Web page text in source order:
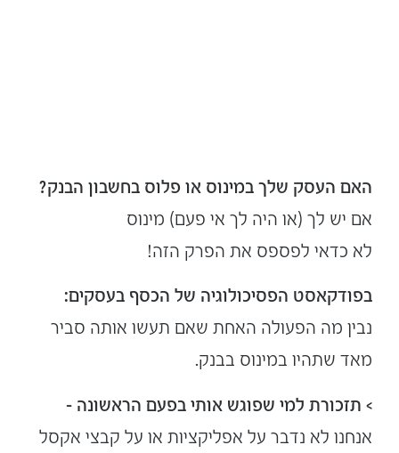
האם העסק שלך במינוס או פלוס בחשבון הבנק?
אם יש לך (או היה לך אי פעם) מינוס
לא כדאי לפספס את הפרק הזה!
בפודקאסט הפסיכולוגיה של הכסף בעסקים:
נבין מה הפעולה האחת שאם תעשו אותה סביר
מאד שתהיו במינוס בבנק.
> תזכורת למי שפוגש אותי בפעם הראשונה –
אנחנו לא נדבר על אפליקציות או על קבצי אקסל